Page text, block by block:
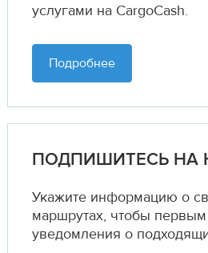
услугами на CargoCash.
Подробнее
ПОДПИШИТЕСЬ НА
Укажите информацию о
маршрутах, чтобы первым
уведомления о